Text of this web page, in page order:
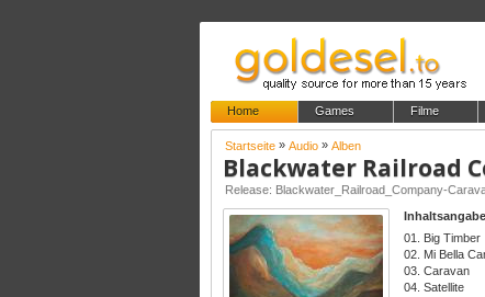
Home Games Filme
Startseite » Audio » Alben
Blackwater Railroad
Release: Blackwater_Railroad_Company-
Inhaltsangabe
01. Big Timber
02. Mi Bella
03. Caravan
04. Satellite